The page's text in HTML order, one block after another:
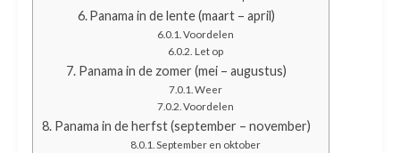
Panama in de lente (maart – april)
Voordelen
Let op
Panama in de zomer (mei – augustus)
Weer
Voordelen
Panama in de herfst (september – november)
September en oktober